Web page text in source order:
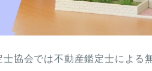
協会では不動産鑑定士による